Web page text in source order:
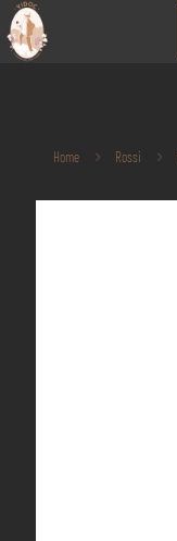
Home Rossi